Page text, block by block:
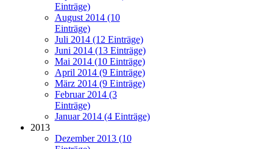
Einträge)
August 2014 (10
Einträge)
Juli 2014 (12 Einträge)
Juni 2014 (13 Einträge)
Mai 2014 (10 Einträge)
April 2014 (9 Einträge)
März 2014 (9 Einträge)
Februar 2014 (3
Einträge)
Januar 2014 (4 Einträge)
2013
Dezember 2013 (10